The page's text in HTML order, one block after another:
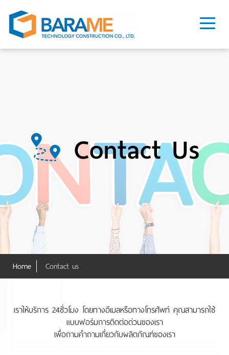
Contact Us
Home Contact us
เราให้บริการ 24ชั่วโมง โดยทางอีเมลหรือทางโทรศัพท์ คุณสามารถใช้
แบบฟอร์มการติดต่อด่วนของเรา
เพื่อถามคำถามเกี่ยวกับผลิตภัณฑ์ของเรา